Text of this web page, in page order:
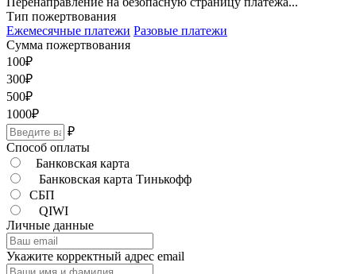
Тип пожертвования
Ежемесячные платежи Разовые платежи
Сумма пожертвования
100₽
300₽
500₽
1000₽
₽
Способ оплаты
Банковская карта
Банковская карта Тинькофф
СБП
QIWI
Личные данные
Укажите корректный адрес email